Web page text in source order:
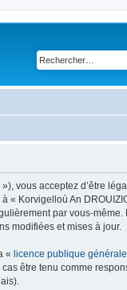
vous acceptez d’être
« Korvigelloù An
par vous-même.
modifiées et mises à jour.
« licence publique
être tenu comme